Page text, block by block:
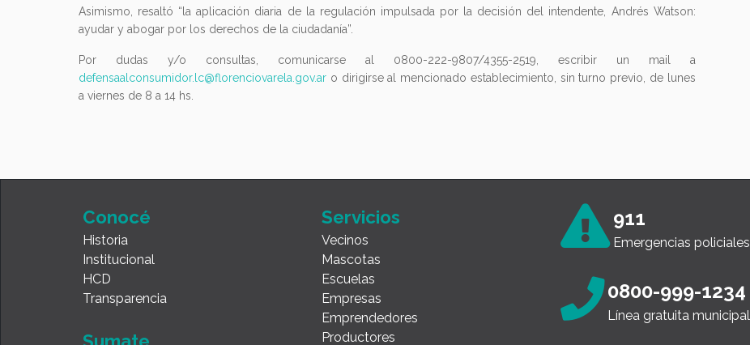
Asimismo, resaltó “la aplicación diaria de la regulación impulsada por la decisión del intendente, Andrés Watson:
ayudar y abogar por los derechos de la ciudadanía”.
Por dudas y/o consultas, comunicarse al 0800-222-9807/4355-2519, escribir un mail a
defensaalconsumidor.lc@florenciovarela.gov.ar o dirigirse al mencionado establecimiento, sin turno previo, de lunes
a viernes de 8 a 14 hs.
Conocé
Historia
Institucional
HCD
Transparencia
Sumate
Servicios
Vecinos
Mascotas
Escuelas
Empresas
Emprendedores
Productores
911
Emergencias policiales
0800-999-1234
Línea gratuita municipal